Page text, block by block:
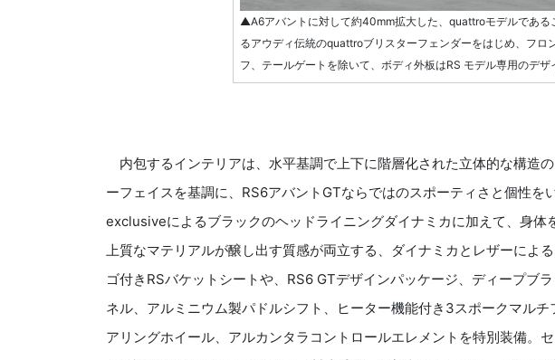
▲A6アバントに対して約40mm拡大した、quattroモデルである
るアウディ伝統のquattroブリスターフェンダーをはじめ、フロ
フ、テールゲートを除いて、ボディ外板はRS モデル専用のデザ
内包するインテリアは、水平基調で上下に階層化された立体的な構造
ーフェイスを基調に、RS6アバントGTならではのスポーティさと個性を
exclusiveによるブラックのヘッドライニングダイナミカに加えて、身体
上質なマテリアルが醸し出す質感が両立する、ダイナミカとレザーによ
ゴ付きRSバケットシートや、RS6 GTデザインパッケージ、ディープブ
ネル、アルミニウム製パドルシフト、ヒーター機能付き3スポークマル
アリングホイール、アルカンタラコントロールエレメントを特別装備。